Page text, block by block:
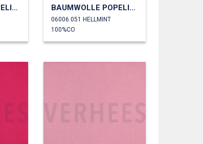
BAUMWOLLE POPELINE BAUMWOLLE POPELINE
06006.051 HELLMINT
100%CO